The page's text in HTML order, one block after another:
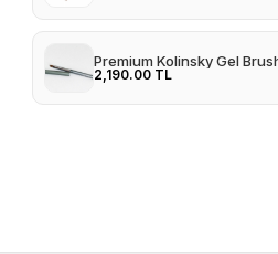
Premium Kolinsky Gel
2,190.00 TL